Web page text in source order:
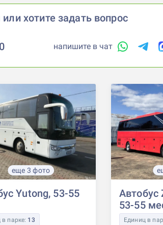
хотите задать вопрос
напишите в чат
еще 3 фото
Yutong, 53-55
парке: 13
Автобус
53-55
Единиц в